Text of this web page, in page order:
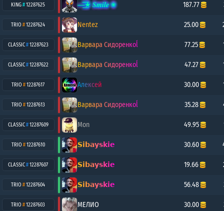
KING#12287625 —͟͞͞★ 𝑺𝒎𝒊𝒍𝒆 ✬ 187.77
TRIO #12287624 Nentez 25.00
CLASSIC#12287623 Варвара Сидоренкоĺ 77.25
CLASSIC#12287622 Варвара Сидоренкоĺ 47.27
TRIO #12287617 Алексей 30.00
TRIO #12287613 Варвара Сидоренкоĺ 35.28
CLASSIC#12287609 Mon 49.95
TRIO #12287610 𝗦𝗶𝗯𝗮𝘆𝘀𝗸𝗶𝗲 30.60
CLASSIC#12287607 𝗦𝗶𝗯𝗮𝘆𝘀𝗸𝗶𝗲 19.66
TRIO #12287604 𝗦𝗶𝗯𝗮𝘆𝘀𝗸𝗶𝗲 56.48
TRIO #12287603 МЕЛИО 30.00